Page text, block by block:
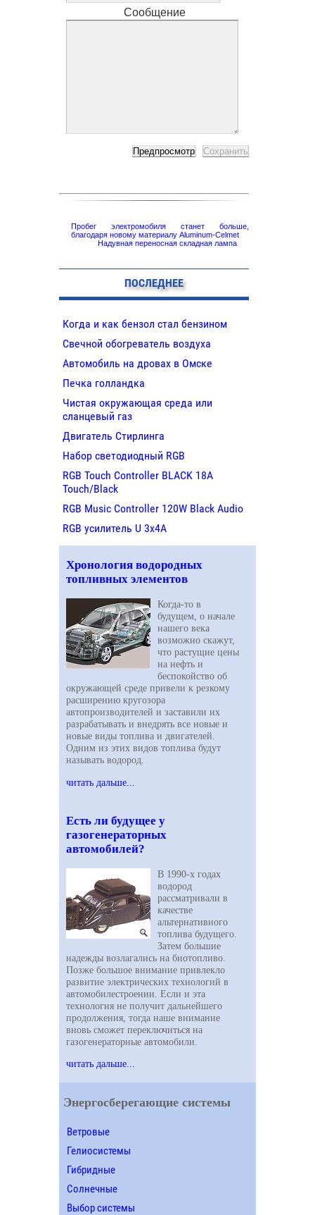
Сообщение
Пробег электромобиля станет больше,
благодаря новому материалу Aluminum-Celmet
Надувная переносная складная лампа
ПОСЛЕДНЕЕ
Когда и как бензол стал бензином
Свечной обогреватель воздуха
Автомобиль на дровах в Омске
Печка голландка
Чистая окружающая среда или
сланцевый газ
Двигатель Стирлинга
Набор светодиодный RGB
RGB Touch Controller BLACK 18A
Touch/Black
RGB Music Controller 120W Black Audio
RGB усилитель U 3х4A
Хронология водородных
топливных элементов
Когда-то в
будущем, о начале
нашего века
возможно скажут,
что растущие цены
на нефть и
беспокойство об
окружающей среде привели к резкому
расширению кругозора
автопроизводителей и заставили их
разрабатывать и внедрять все новые и
новые виды топлива и двигателей.
Одним из этих видов топлива будут
называть водород.
читать дальше...
Есть ли будущее у
газогенераторных
автомобилей?
В 1990-х годах
водород
рассматривали в
качестве
альтернативного
топлива будущего.
Затем большие
надежды возлагались на биотопливо.
Позже большое внимание привлекло
развитие электрических технологий в
автомобилестроении. Если и эта
технология не получит дальнейшего
продолжения, тогда наше внимание
вновь сможет переключиться на
газогенераторные автомобили.
читать дальше...
Энергосберегающие системы
Ветровые
Гелиосистемы
Гибридные
Солнечные
Выбор системы